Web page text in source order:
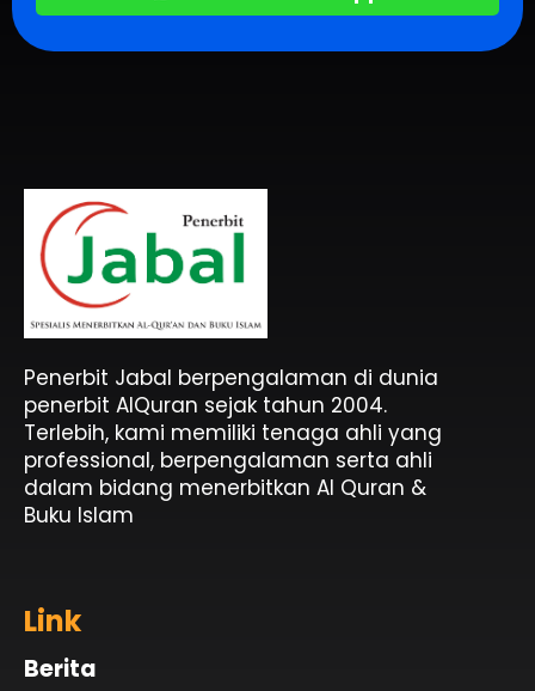
Penerbit Al Quran Jabal
Penerbit Al Quran & Buku Islam Berpengalaman Sejak 2004
Penerbit Jabal berpengalaman di dunia
penerbit AlQuran sejak tahun 2004.
Terlebih, kami memiliki tenaga ahli yang
professional, berpengalaman serta ahli
dalam bidang menerbitkan Al Quran &
Buku Islam
Link
Berita